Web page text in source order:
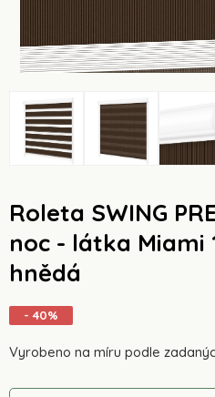
Roleta SWING
noc - látka Miami
hnědá
- 40%
Vyrobeno na míru podle